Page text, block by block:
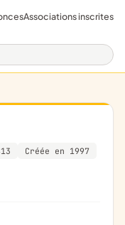
Associations inscrites
Créée en 1997